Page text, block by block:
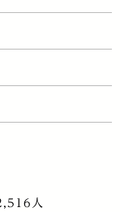
人